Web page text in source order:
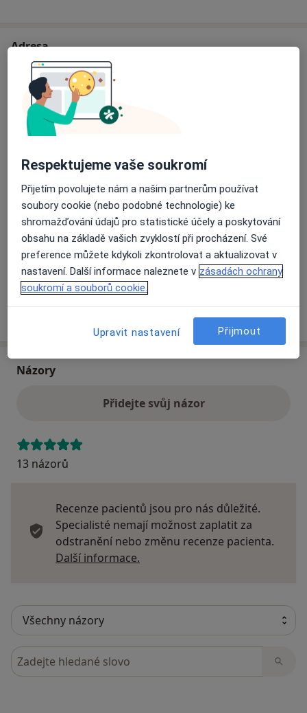
Adresa
MEDICA - LANGER s.r.o.-PL pro dospělé
Aloise Jiráska 107,
Na této adrese online kalendář není aktivní
Co mám v takové situaci udělat?
Způsoby platby (soukromé návštěvy)
Na teto adrese lékař přijímá pacienty na pojišťovnu
Detaily
o adrese
Názory
Přidejte svůj názor
13 názorů
Recenze pacientů jsou pro nás důležité.
Specialisté nemají možnost zaplatit za
odstranění nebo změnu recenze pacienta.
Další informace.
Hledejte v názorech
Respektujeme vaše soukromí
Přijetím povolujete nám a našim partnerům používat
soubory cookie (nebo podobné technologie) ke
shromažďování údajů pro statistické účely a poskytování
obsahu na základě vašich zvyklostí při procházení. Své
preference můžete kdykoli zkontrolovat a aktualizovat v
nastavení. Další informace naleznete v zásadách ochrany
soukromí a souborů cookie.
Upravit nastavení Přijmout